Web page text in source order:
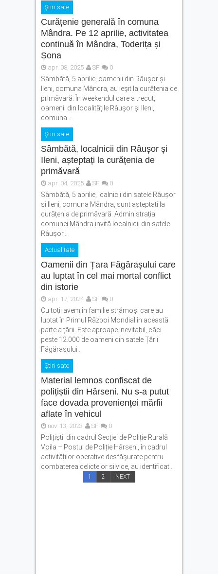
Știri sate
Curățenie generală în comuna
Mândra. Pe 12 aprilie, activitatea
continuă în Mândra, Toderița și
Șona
apr. 08, 2025 SF 0
Sâmbătă, 5 aprilie, oamenii din Râușor și
Ileni, comuna Mândra, au ieșit la curățenia de
primăvară. În weekendul care a trecut,
oamenii din localitățile Râușor și Ileni,
comuna...
Știri sate
Sâmbătă, localnicii din Râușor și
Ileni, așteptați la curățenia de
primăvară
apr. 04, 2025 SF 0
Sâmbătă, 5 aprilie, lcalnicii din satele Râușor
și Ileni, comuna Mândra, sunt așteptați la
curățenia de primăvară. Administrația
comunei Mândra invită localnicii din satele
Râușor...
Actualitate
Oamenii din Țara Făgărașului care
au luptat în cel mai mortal conflict
din istorie
apr. 17, 2024 SF 0
Cu toții avem în familie strămoși care au
luptat în Primul Război Mondial în această
parte a țării. Este aproape inevitabil, căci
peste 12.000 de oameni din satele Țării
Făgărașului...
Știri sate
Material lemnos confiscat de
polițiștii din Hârseni. Nu s-a putut
face dovada provenienței mărfii
aflate în vehicul
nov. 13, 2023 SF 0
Polițiștii din cadrul Secției de Poliție Rurală
Voila – Postul de Poliție Hârseni, în cadrul
activităților operative desfășurate pentru
combaterea delictelor silvice, au identificat...
1 2 NEXT